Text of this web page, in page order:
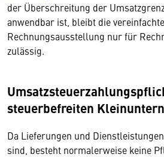
der Überschreitung der
anwendbar ist, bleibt die vereinfachte
Rechnungsausstellung nur für
zulässig.
steuerbefreiten
Da Lieferungen und
sind, besteht normalerweise keine